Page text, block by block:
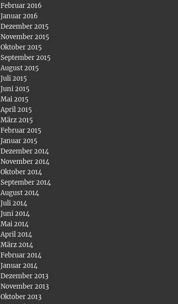
Februar 2016
Januar 2016
Dezember 2015
November 2015
Oktober 2015
September 2015
August 2015
Juli 2015
Juni 2015
Mai 2015
April 2015
März 2015
Februar 2015
Januar 2015
Dezember 2014
November 2014
Oktober 2014
September 2014
August 2014
Juli 2014
Juni 2014
Mai 2014
April 2014
März 2014
Februar 2014
Januar 2014
Dezember 2013
November 2013
Oktober 2013